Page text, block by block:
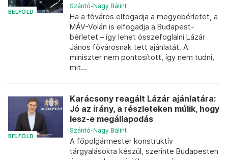
BELFÖLD
Szántó-Nagy Bálint
Ha a főváros elfogadja a megyebérletet, a
MÁV-Volán is elfogadja a Budapest-
bérletet – így lehet összefoglalni Lázár
János fővárosnak tett ajánlatát. A
miniszter nem pontosított, így nem tudni,
mit...
BELFÖLD
Karácsony reagált Lázár ajánlatára:
Jó az irány, a részleteken múlik, hogy
lesz-e megállapodás
Szántó-Nagy Bálint
A főpolgármester konstruktív
tárgyalásokra készül, szerinte Budapesten